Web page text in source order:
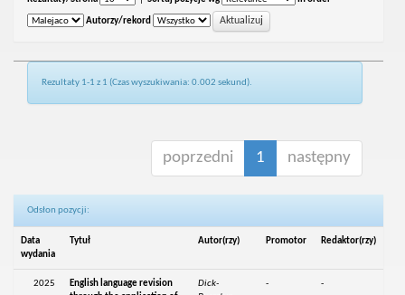
Autorzy/rekord
Rezultaty 1-1 z 1 (Czas wyszukiwania: 0.002 sekund).
poprzedni 1 następny
Odsłon pozycji:
Data
wydania
Tytuł Autor(rzy) Promotor Redaktor(rzy)
2025
English language revision
Dick-
- -